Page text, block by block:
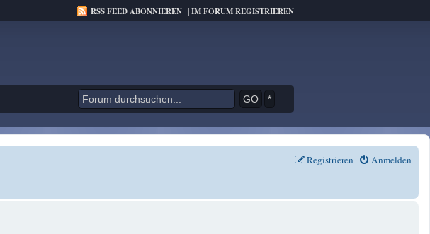
RSS FEED ABONNIEREN |IM FORUM REGISTRIEREN
*
Anmelden
Registrieren